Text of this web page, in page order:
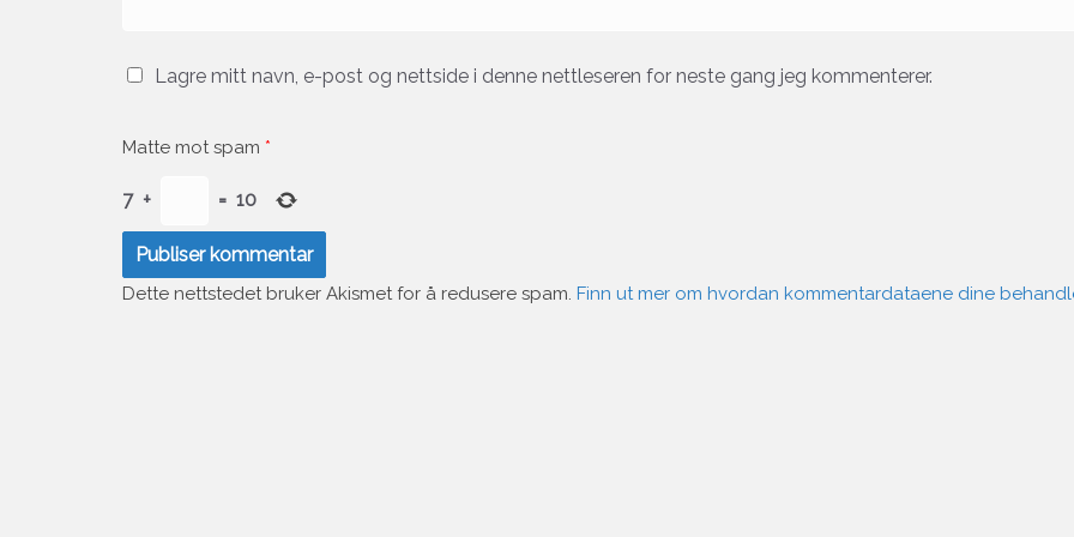
Lagre mitt navn, e-post og nettside i denne nettleseren for neste gang jeg kommenterer.
Matte mot spam *
7 + = 10
Dette nettstedet bruker Akismet for å redusere spam. Finn ut mer om hvordan kommentardataene dine